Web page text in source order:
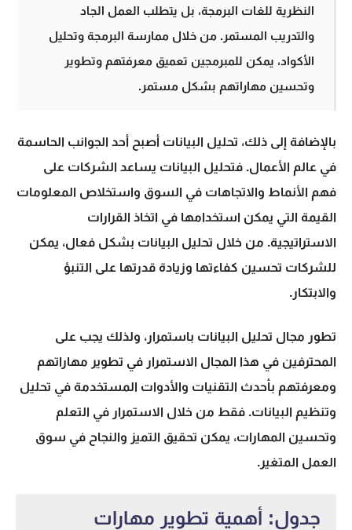
النظرية للغات البرمجة، بل يتطلب العمل الجاد
والتدريب المستمر. من خلال ممارسة البرمجة وتحليل
الأكواد، يمكن للمبرمجين تعميق معرفتهم وتطوير
وتحسين مهاراتهم بشكل مستمر.
بالإضافة إلى ذلك، تحليل البيانات أصبح أحد الجوانب الحاسمة
في عالم الأعمال. فتحليل البيانات يساعد الشركات على
فهم الأنماط والاتجاهات في السوق واستخلاص المعلومات
القيمة التي يمكن استخدامها في اتخاذ القرارات
الاستراتيجية. من خلال تحليل البيانات بشكل فعال، يمكن
للشركات تحسين كفاءتها وزيادة قدرتها على التنبؤ
والابتكار.
تطور مجال تحليل البيانات باستمرار، ولذلك يجب على
المحترفين في هذا المجال الاستمرار في تطوير مهاراتهم
ومعرفتهم بأحدث التقنيات والأدوات المستخدمة في تحليل
وتنظيم البيانات. فقط من خلال الاستمرار في التعلم
وتحسين المهارات، يمكن تحقيق التميز والنجاح في سوق
العمل المتغير.
جدول: أهمية تطوير مهارات